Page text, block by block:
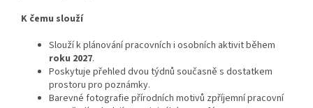
K čemu slouží
Slouží k plánování pracovních i osobních aktivit během
roku 2027.
Poskytuje přehled dvou týdnů současně s dostatkem
prostoru pro poznámky.
Barevné fotografie přírodních motivů zpříjemní pracovní